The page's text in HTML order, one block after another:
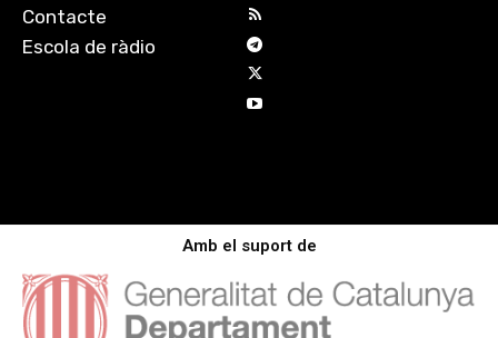
Contacte
Escola de ràdio
Amb el suport de